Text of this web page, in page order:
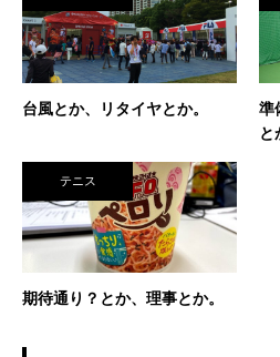
ら一刀両断。（笑） そんなテニスとの
が、今に至り、テ
議な人生。 テニス
らったことを駆使
ビジネス界で生きてい
「努力に勝る天才
台風とか、リタイヤとか。
準
と
テニス
期待通り？とか、理事とか。